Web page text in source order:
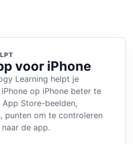
voor iPhone
Learning helpt je
op iPhone beter te
Store-beelden,
punten om te controleren
de app.